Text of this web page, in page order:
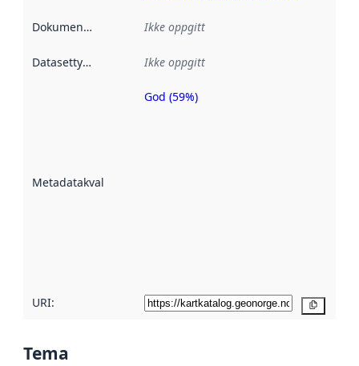
Dokumentasjon Ikke oppgitt
Datasettype Ikke oppgitt
Metadatakvalitet
Metadatakvalitet
God (59%)
URI:
Tema